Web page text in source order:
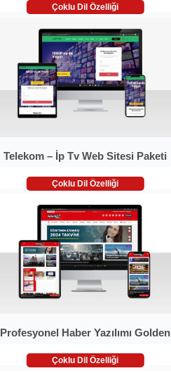
Çoklu Dil Özelliği
Telekom – İp Tv Web Sitesi Paketi
Çoklu Dil Özelliği
Profesyonel Haber Yazılımı Golden
Çoklu Dil Özelliği